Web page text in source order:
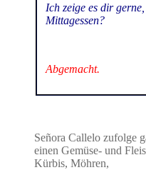
Ich zeige es dir
Mittagessen?
Abgemacht.
Señora Callelo zufolge
einen Gemüse- und
Kürbis, Möhren,